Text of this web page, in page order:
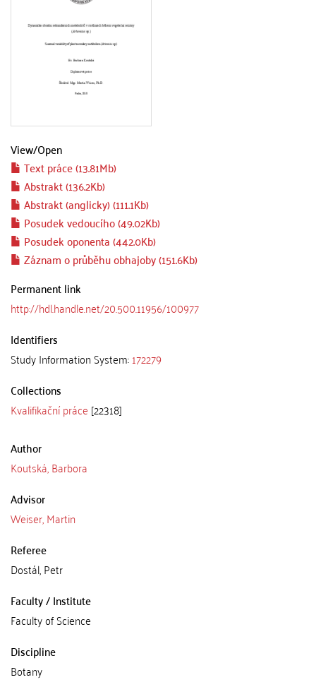
View/Open
Text práce (13.81Mb)
Abstrakt (136.2Kb)
Abstrakt (anglicky) (111.1Kb)
Posudek vedoucího (49.02Kb)
Posudek oponenta (442.0Kb)
Záznam o průběhu obhajoby (151.6Kb)
Permanent link
http://hdl.handle.net/20.500.11956/100977
Identifiers
Study Information System:172279
Collections
Kvalifikační práce [22318]
Author
Koutská, Barbora
Advisor
Weiser, Martin
Referee
Dostál, Petr
Faculty / Institute
Faculty of Science
Discipline
Botany